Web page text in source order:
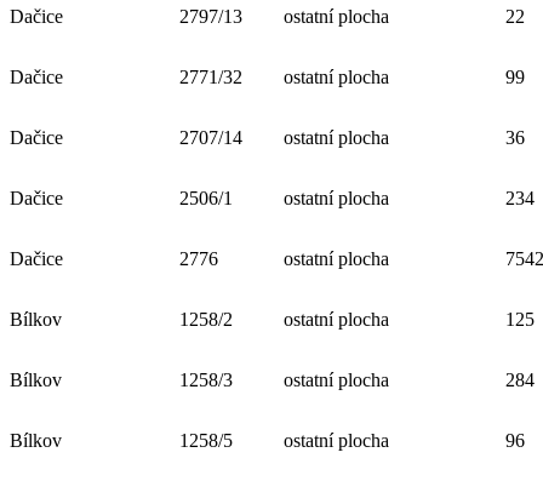
Dačice 2797/13 ostatní plocha 22
Dačice 2771/32 ostatní plocha 99
Dačice 2707/14 ostatní plocha 36
Dačice 2506/1 ostatní plocha 234
Dačice 2776 ostatní plocha 7542
Bílkov 1258/2 ostatní plocha 125
Bílkov 1258/3 ostatní plocha 284
Bílkov 1258/5 ostatní plocha 96